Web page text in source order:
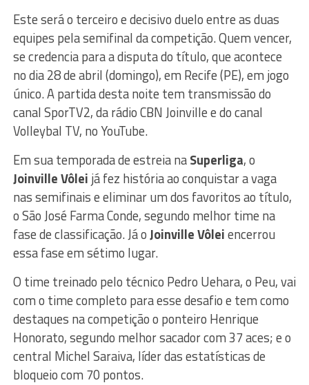
Este será o terceiro e decisivo duelo entre as duas
equipes pela semifinal da competição. Quem vencer,
se credencia para a disputa do título, que acontece
no dia 28 de abril (domingo), em Recife (PE), em jogo
único. A partida desta noite tem transmissão do
canal SporTV2, da rádio CBN Joinville e do canal
Volleybal TV, no YouTube.
Em sua temporada de estreia naSuperliga, o
Joinville Vôlei já fez história ao conquistar a vaga
nas semifinais e eliminar um dos favoritos ao título,
o São José Farma Conde, segundo melhor time na
fase de classificação. Já oJoinville Vôleiencerrou
essa fase em sétimo lugar.
O time treinado pelo técnico Pedro Uehara, o Peu, vai
com o time completo para esse desafio e tem como
destaques na competição o ponteiro Henrique
Honorato, segundo melhor sacador com 37 aces; e o
central Michel Saraiva, líder das estatísticas de
bloqueio com 70 pontos.